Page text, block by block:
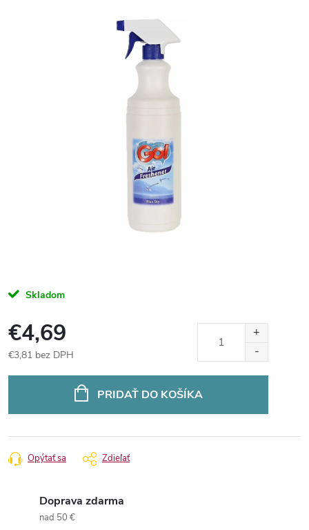
Skladom
€4,69
€3,81 bez DPH
PRIDAŤ DO KOŠÍKA
Opýtať sa Zdieľať
Doprava zdarma
nad 50 €